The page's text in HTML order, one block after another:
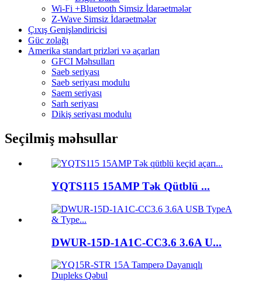
Wi-Fi +Bluetooth Simsiz İdarəetmələr
Z-Wave Simsiz İdarəetmələr
Çıxış Genişləndiricisi
Güc zolağı
Amerika standart prizləri və açarları
GFCI Məhsulları
Saeb seriyası
Saeb seriyası modulu
Saem seriyası
Sarh seriyası
Dikiş seriyası modulu
Seçilmiş məhsullar
YQTS115 15AMP Tək Qütblü ...
DWUR-15D-1A1C-CC3.6 3.6A U...